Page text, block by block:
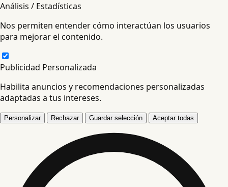
Análisis / Estadísticas
Nos permiten entender cómo interactúan los usuarios
para mejorar el contenido.
Publicidad Personalizada
Habilita anuncios y recomendaciones personalizadas
adaptadas a tus intereses.
Personalizar Rechazar Guardar selección Aceptar todas